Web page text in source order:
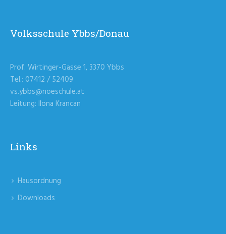
Volksschule Ybbs/Donau
Prof. Wirtinger-Gasse 1, 3370 Ybbs
Tel.: 07412 / 52409
vs.ybbs@noeschule.at
Leitung: Ilona Krancan
Links
Hausordnung
Downloads